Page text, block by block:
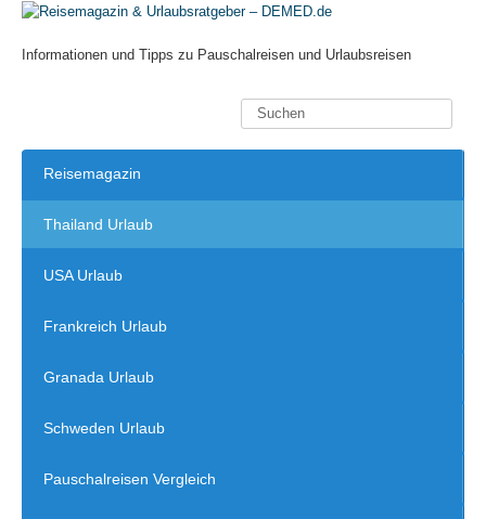
Informationen und Tipps zu Pauschalreisen und Urlaubsreisen
Reisemagazin
Thailand Urlaub
USA Urlaub
Frankreich Urlaub
Granada Urlaub
Schweden Urlaub
Pauschalreisen Vergleich